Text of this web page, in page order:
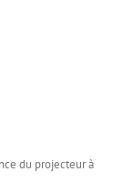
du projecteur à